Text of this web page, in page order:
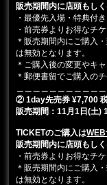
販売期間内に店頭もし
・最優先入場・特典付
・前売券よりお得なチケ
＊販売期間内にご購入
は無効となります。
＊ご購入後の変更やキ
＊郵便書留でご購入の
② 1day先売券 ¥7,700
販売期間：11月1日(土)
TICKETのご購入は
販売期間内に店頭もし
・前売券よりお得なチケ
＊販売期間内にご購入
は無効となります。